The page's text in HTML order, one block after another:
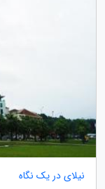
نیلای در یک نگاه